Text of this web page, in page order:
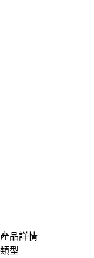
產品詳情
類型